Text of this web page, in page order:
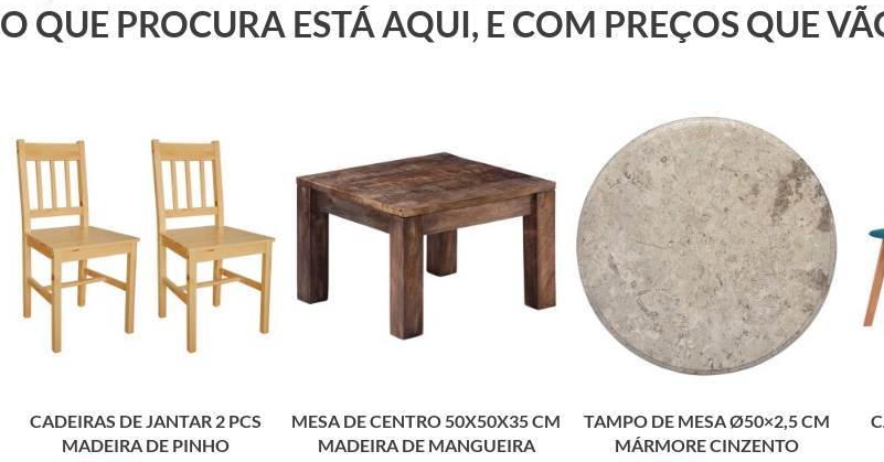
O QUE PROCURA ESTÁ AQUI, E COM PREÇOS QUE
CADEIRAS DE JANTAR 2 PCS
MADEIRA DE PINHO
MESA DE CENTRO 50X50X35 CM
MADEIRA DE MANGUEIRA
TAMPO DE MESA Ø50×2,5 CM
MÁRMORE CINZENTO